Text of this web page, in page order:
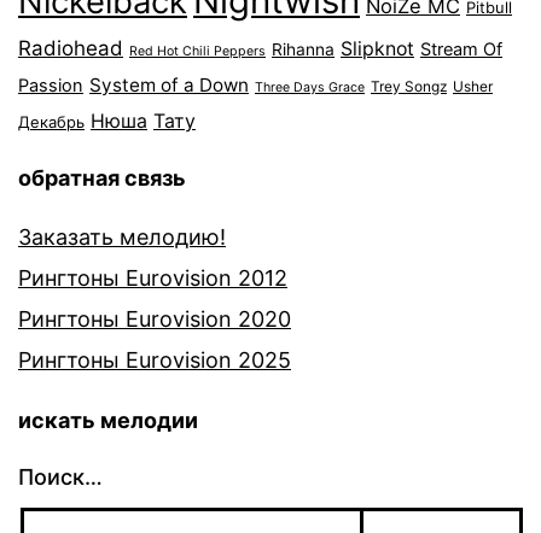
NoiZe MC Pitbull
Radiohead Red Hot Chili Peppers Rihanna Slipknot Stream Of
Passion System of a Down Three Days Grace Trey Songz Usher
Декабрь Нюша Тату
обратная связь
Заказать мелодию!
Рингтоны Eurovision 2012
Рингтоны Eurovision 2020
Рингтоны Eurovision 2025
искать мелодии
Поиск…